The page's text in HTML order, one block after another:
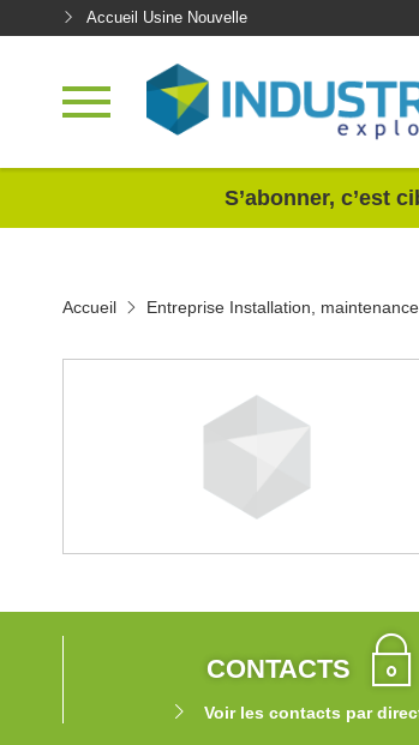
Accueil Usine Nouvelle
S’abonner, c’est
Accueil Entreprise Installation, maintenance
CONTACTS
Voir les contacts par